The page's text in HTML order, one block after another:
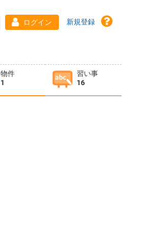
ログイン 新規登録
物件
1
習い事
16